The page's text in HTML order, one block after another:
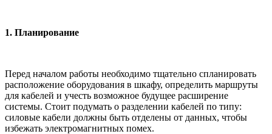
1. Планирование
Перед началом работы необходимо тщательно спланировать
расположение оборудования в шкафу, определить маршруты
для кабелей и учесть возможное будущее расширение
системы. Стоит подумать о разделении кабелей по типу:
силовые кабели должны быть отделены от данных, чтобы
избежать электромагнитных помех.